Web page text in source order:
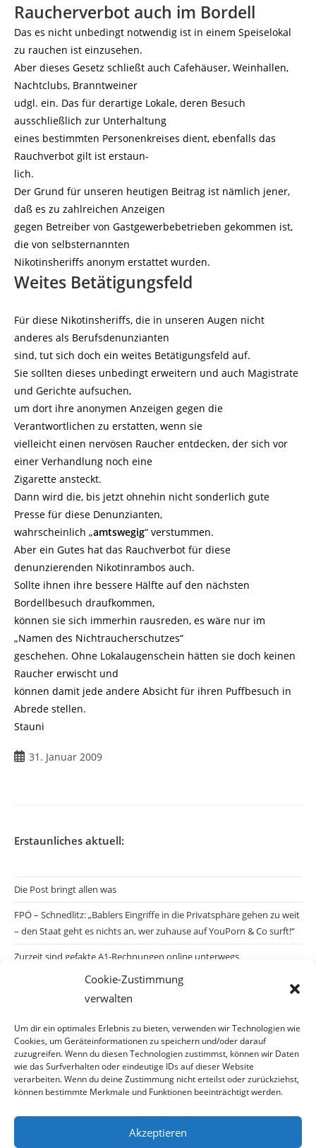
Cookie-Zustimmung
verwalten
Um dir ein optimales Erlebnis zu bieten, verwenden wir Technologien wie
Cookies, um Geräteinformationen zu speichern und/oder darauf
zuzugreifen. Wenn du diesen Technologien zustimmst, können wir Daten
wie das Surfverhalten oder eindeutige IDs auf dieser Website
verarbeiten. Wenn du deine Zustimmung nicht erteilst oder zurückziehst,
können bestimmte Merkmale und Funktionen beeinträchtigt werden.
Akzeptieren
Raucherverbot auch im Bordell
Das es nicht unbedingt notwendig ist in einem Speiselokal
zu rauchen ist einzusehen.
Aber dieses Gesetz schließt auch Cafehäuser, Weinhallen,
Nachtclubs, Branntweiner
udgl. ein. Das für derartige Lokale, deren Besuch
ausschließlich zur Unterhaltung
eines bestimmten Personenkreises dient, ebenfalls das
Rauchverbot gilt ist erstaun-
lich.
Der Grund für unseren heutigen Beitrag ist nämlich jener,
daß es zu zahlreichen Anzeigen
gegen Betreiber von Gastgewerbebetrieben gekommen ist,
die von selbsternannten
Nikotinsheriffs anonym erstattet wurden.
Weites Betätigungsfeld
Für diese Nikotinsheriffs, die in unseren Augen nicht
anderes als Berufsdenunzianten
sind, tut sich doch ein weites Betätigungsfeld auf.
Sie sollten dieses unbedingt erweitern und auch Magistrate
und Gerichte aufsuchen,
um dort ihre anonymen Anzeigen gegen die
Verantwortlichen zu erstatten, wenn sie
vielleicht einen nervösen Raucher entdecken, der sich vor
einer Verhandlung noch eine
Zigarette ansteckt.
Dann wird die, bis jetzt ohnehin nicht sonderlich gute
Presse für diese Denunzianten,
wahrscheinlich „amtswegig“ verstummen.
Aber ein Gutes hat das Rauchverbot für diese
denunzierenden Nikotinrambos auch.
Sollte ihnen ihre bessere Hälfte auf den nächsten
Bordellbesuch draufkommen,
können sie sich immerhin rausreden, es wäre nur im
„Namen des Nichtraucherschutzes“
geschehen. Ohne Lokalaugenschein hätten sie doch keinen
Raucher erwischt und
können damit jede andere Absicht für ihren Puffbesuch in
Abrede stellen.
Stauni
Beitrag
31. Januar 2009
Erstaunliches aktuell:
Die Post bringt allen was
FPÖ – Schnedlitz: „Bablers Eingriffe in die Privatsphäre gehen zu weit
– den Staat geht es nichts an, wer zuhause auf YouPorn & Co surft!“
Zurzeit sind gefakte A1-Rechnungen online unterwegs
Salzburgs Juden und ihre Sicherheit: „Erst nach einem Anschlag wäre
die Gefahr endlich konkret!“
Biologisches Wunder in Ceuta
Ein vermeintliches Abschiebemärchen
Archiv